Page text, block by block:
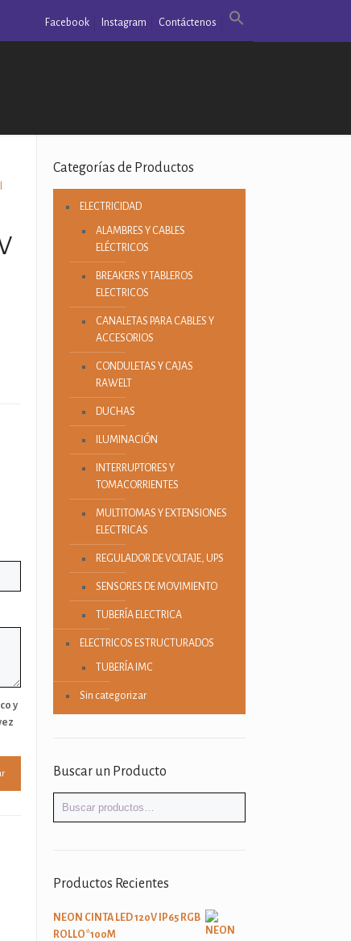
Facebook Instagram Contáctenos
y
Categorías de Productos
ELECTRICIDAD
ALAMBRES Y CABLES
ELÉCTRICOS
BREAKERS Y TABLEROS
ELECTRICOS
CANALETAS PARA CABLES Y
ACCESORIOS
CONDULETAS Y CAJAS
RAWELT
DUCHAS
ILUMINACIÓN
INTERRUPTORES Y
TOMACORRIENTES
MULTITOMAS Y EXTENSIONES
ELECTRICAS
REGULADOR DE VOLTAJE, UPS
SENSORES DE MOVIMIENTO
TUBERÍA ELECTRICA
ELECTRICOS ESTRUCTURADOS
TUBERÍA IMC
Sin categorizar
Buscar un Producto
Productos Recientes
NEON CINTA LED 120V IP65 RGB
ROLLO*100M